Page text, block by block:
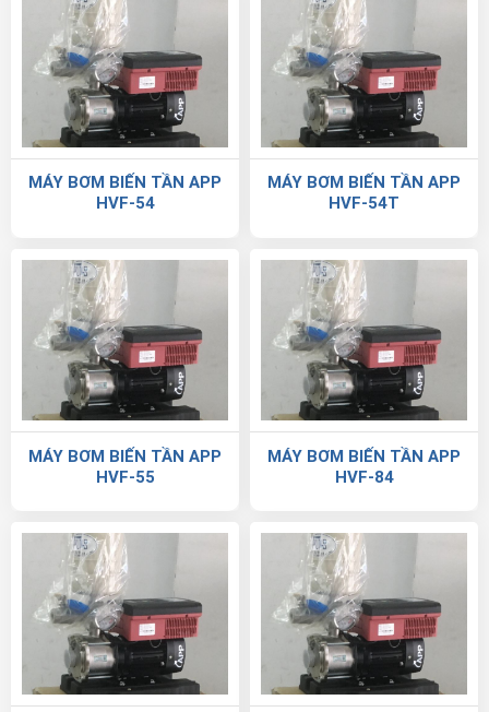
MÁY BƠM BIẾN TẦN APP
HVF-54
MÁY BƠM BIẾN TẦN APP
HVF-54T
MÁY BƠM BIẾN TẦN APP
HVF-55
MÁY BƠM BIẾN TẦN APP
HVF-84